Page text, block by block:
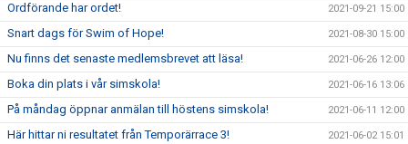
Ordförande har ordet! 2021-09-21 15:00
Snart dags för Swim of Hope! 2021-08-30 15:00
Nu finns det senaste medlemsbrevet att läsa! 2021-06-26 12:00
Boka din plats i vår simskola! 2021-06-16 13:06
På måndag öppnar anmälan till höstens simskola! 2021-06-11 12:00
Här hittar ni resultatet från Temporärrace 3! 2021-06-02 15:01